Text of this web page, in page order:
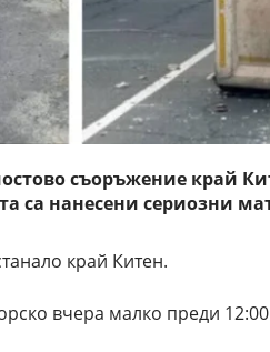
съоръжение край
са нанесени сериозни
край Китен.
вчера малко преди